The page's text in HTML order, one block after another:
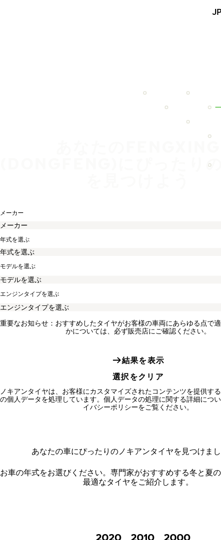
(DONGFENG)にぴったり
メーカー
年式を選ぶ
モデルを選ぶ
エンジンタイプを選ぶ
重要なお知らせ：おすすめしたタイヤがお客様の車両にあらゆる点で
かについては、必ず販売店にご確認ください。
結果を表示
選択をクリア
ノキアンタイヤは、お客様にカスタマイズされたコンテンツを提供す
の個人データを処理しています。個人データの処理に関する詳細につ
イバシーポリシーをご覧ください。
あなたの車にぴったりのノキアンタイヤを見つけま
お車の年式をお選びください。 専門家がおすすめする冬と夏
最適なタイヤをご紹介します。
2020 2010 2000